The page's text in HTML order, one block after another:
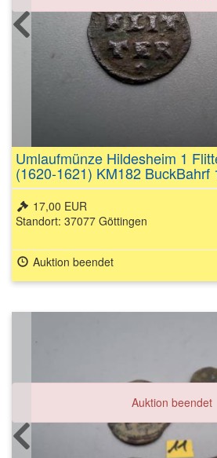
Umlaufmünze Hildesheim 1
(1620-1621) KM182 BuckBahrf
17,00 EUR
Standort: 37077 Göttingen
Auktion beendet
Auktion beendet